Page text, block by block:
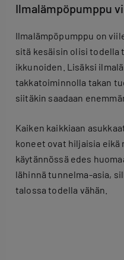
Ilmalämpöpumppu
Ilmalämpöpumppu on
sitä kesäisin olisi todella
ikkunoiden. Lisäksi
takkatoiminnolla takan
siitäkin saadaan
Kaiken kaikkiaan
koneet ovat hiljaisia eikä
käytännössä edes
lähinnä tunnelma-asia,
talossa todella vähän.